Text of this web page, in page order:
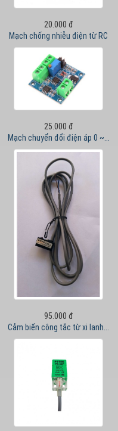
20.000 đ
Mạch chống nhiễu điện từ RC
25.000 đ
Mạch chuyển đổi điện áp 0 ~...
95.000 đ
Cảm biến công tắc từ xi lanh...